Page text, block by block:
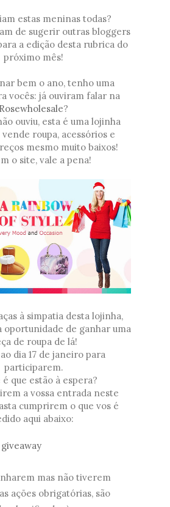
estas meninas todas?
de sugerir outras bloggers
a edição desta rubrica do
próximo mês!
bem o ano, tenho uma
vocês: já ouviram falar na
Rosewholesale?
ouviu, esta é uma lojinha
roupa, acessórios e
mesmo muito baixos!
o site, vale a pena!
à simpatia desta lojinha,
oportunidade de ganhar uma
de roupa de lá!
dia 17 de janeiro para
participarem.
é que estão à espera?
a vossa entrada neste
cumprirem o que vos é
aqui abaixo:
mas não tiverem
ações obrigatórias, são